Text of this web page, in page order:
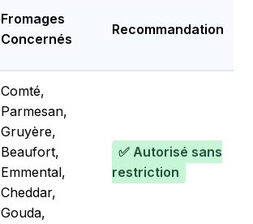
Fromages
Concernés
Recommandation
Comté,
Parmesan,
Gruyère,
Beaufort,
Emmental,
Cheddar,
Gouda,
✅ Autorisé sans
restriction